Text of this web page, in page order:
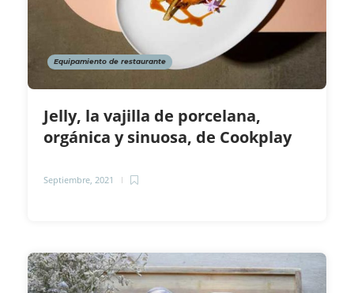
Equipamiento de restaurante
Jelly, la vajilla de porcelana,
orgánica y sinuosa, de Cookplay
Septiembre, 2021